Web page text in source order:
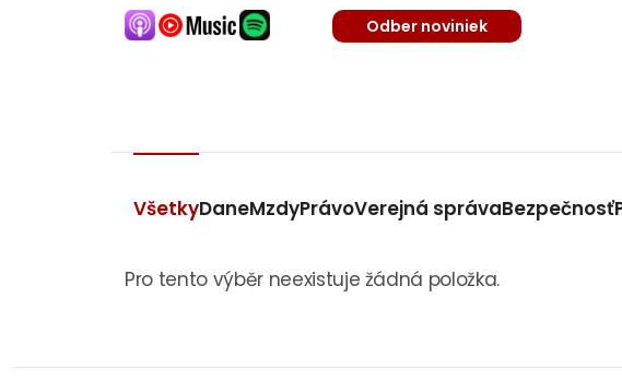
Odber noviniek
VšetkyDaneMzdyPrávoVerejná správaBezpečnosť
Pro tento výběr neexistuje žádná položka.